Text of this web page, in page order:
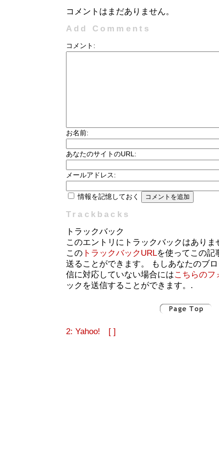
コメントはまだありません。
Add Comments
コメント:
お名前:
あなたのサイトのURL:
メールアドレス:
情報を記憶しておく
Trackbacks
トラックバック
このエントリにトラックバックはありま
この トラックバックURLを使ってこの記
送ることができます。 もしあなたのブ
信に対応していない場合にはこちらのフ
ックを送信することができます。.
2: Yahoo! [ ]